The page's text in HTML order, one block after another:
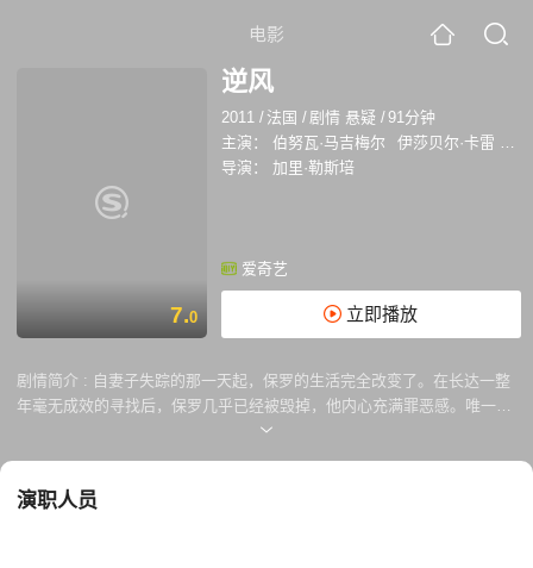
电影
7.0
逆风
2011 / 法国 /剧情 悬疑 /91分钟
主演：
伯努瓦·马吉梅尔 伊莎贝尔·卡雷
安
导演：
加里·勒斯培
爱奇艺
立即播放
剧情简介 : 自妻子失踪的那一天起，保罗的生活完全改变了。在长达一整
年毫无成效的寻找后，保罗几乎已经被毁掉，他内心充满罪恶感。唯一的
选择，可能就是重新开始：跟两个孩子搬到圣－马罗，他长大的故乡。但
演职人员